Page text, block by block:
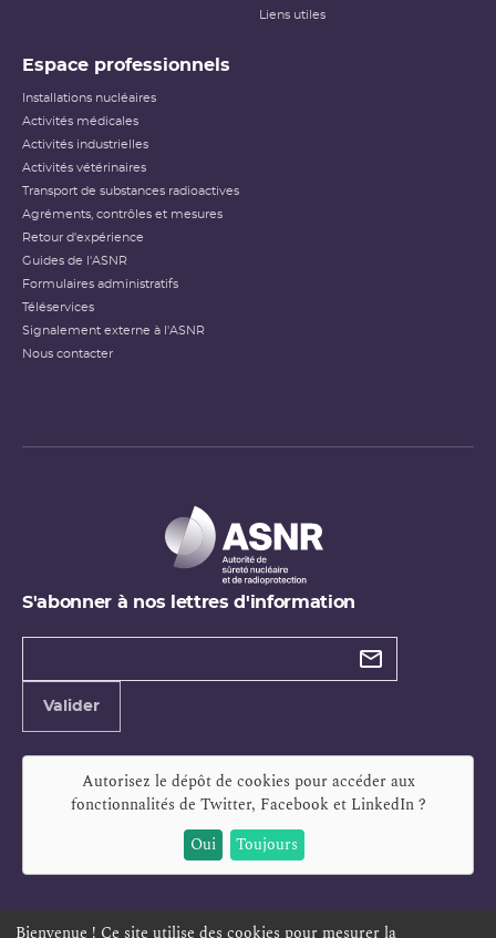
Liens utiles
Espace professionnels
Installations nucléaires
Activités médicales
Activités industrielles
Activités vétérinaires
Transport de substances radioactives
Agréments, contrôles et mesures
Retour d'expérience
Guides de l'ASNR
Formulaires administratifs
Téléservices
Signalement externe à l'ASNR
Nous contacter
S'abonner à nos lettres d'information
Types de
Valider
Autorisez le dépôt de cookies pour accéder aux
fonctionnalités de Twitter, Facebook et LinkedIn?
Oui
Toujours
Bienvenue ! Ce site utilise des cookies pour mesurer la